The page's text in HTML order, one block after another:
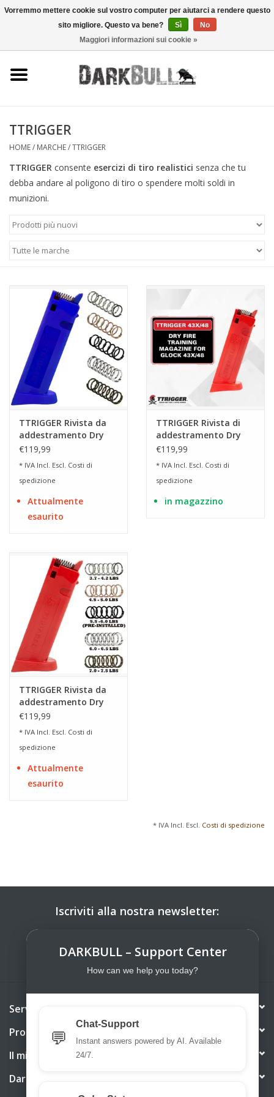
0 Articoli - €0,00
tiro
all'aperto
Ottica e laser
Marche
TTRIGGER
HOME/ MARCHE/TTRIGGER
TTRIGGER consente esercizi di tiro realistici senza che tu
debba andare al poligono di tiro o spendere molti soldi in
munizioni.
TTRIGGER Rivista da
addestramento Dry
Fire Light per Glock
40 / 357 / .45 GAP
€119,99
* IVA Incl. Escl. Costi di
spedizione
Attualmente
esaurito
TTRIGGER Rivista di
addestramento Dry
Fire Classic per GLOCK
€119,99
* IVA Incl. Escl. Costi di
spedizione
in magazzino
TTRIGGER Rivista da
addestramento Dry
Fire Classic per Glock
€119,99
* IVA Incl. Escl. Costi di
spedizione
Attualmente
esaurito
* IVA Incl. Escl. Costi di spedizione
Iscriviti alla nostra newsletter:
Servizio di assistenza
Prodotti
Il mio account
DarkBull TrendStore
Vorremmo mettere cookie sul vostro computer per aiutarci a rendere questo
sito migliore. Questo va bene?
Sì
No
Maggiori informazioni sui cookie »
DARKBULL – Support Center
How can we help you today?
💬
Chat-Support
Instant answers powered by AI. Available
24/7.